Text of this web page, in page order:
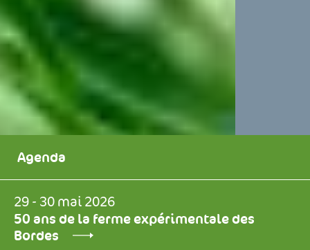
Agenda
29 - 30 mai 2026
50 ans de la ferme expérimentale des
Bordes